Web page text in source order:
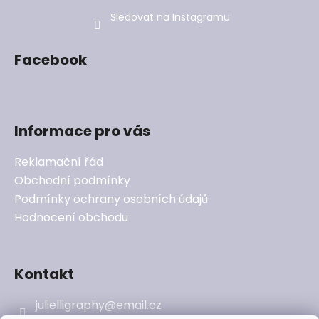
Sledovat na Instagramu
Facebook
Informace pro vás
Reklamační řád
Obchodní podmínky
Podmínky ochrany osobních údajů
Hodnocení obchodu
Kontakt
julielligraphy@email.cz